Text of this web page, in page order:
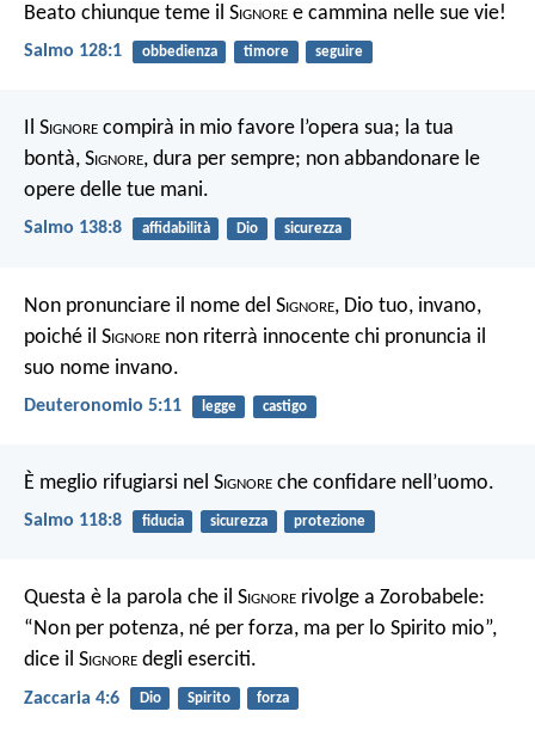
Beato chiunque teme il Signore e cammina nelle sue vie!
Salmo 128:1 obbedienza timore seguire
Il Signore compirà in mio favore l’opera sua; la tua
bontà, Signore, dura per sempre; non abbandonare le
opere delle tue mani.
Salmo 138:8 affidabilità Dio sicurezza
Non pronunciare il nome del Signore, Dio tuo, invano,
poiché il Signore non riterrà innocente chi pronuncia il
suo nome invano.
Deuteronomio 5:11 legge castigo
È meglio rifugiarsi nel Signore che confidare nell’uomo.
Salmo 118:8 fiducia sicurezza protezione
Questa è la parola che il Signore rivolge a Zorobabele:
“Non per potenza, né per forza, ma per lo Spirito mio”,
dice il Signore degli eserciti.
Zaccaria 4:6 Dio Spirito forza